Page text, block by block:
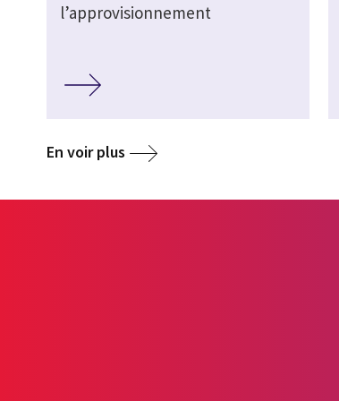
l’approvisionnement
En voir plus